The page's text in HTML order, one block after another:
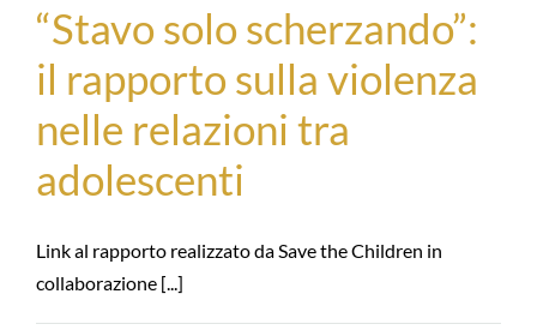
“Stavo solo scherzando”:
il rapporto sulla violenza
nelle relazioni tra
adolescenti
Link al rapporto realizzato da Save the Children in
collaborazione [...]